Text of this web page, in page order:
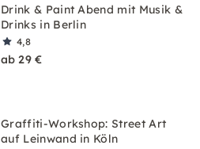
Drink & Paint Abend mit Musik &
Drinks in Berlin
4,8
ab 29 €
Graffiti-Workshop: Street Art
auf Leinwand in Köln